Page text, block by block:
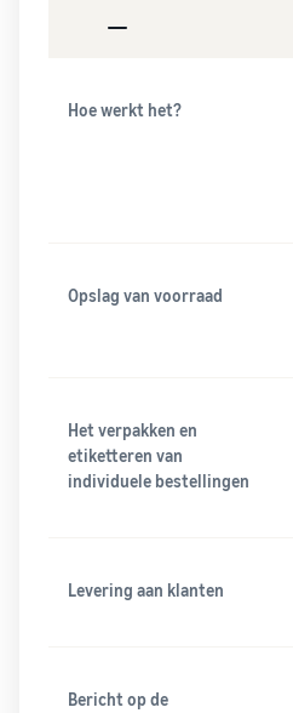
Hoe werkt het?
Opslag van voorraad
Het verpakken en
etiketteren van
individuele bestellingen
Levering aan klanten
Bericht op de